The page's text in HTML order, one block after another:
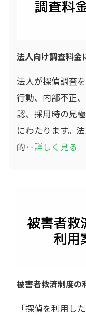
法人向け調査料金
法人が探偵調査
行動、内部不正
認、採用時の見
にわたります。
的‥詳しく見る
被害者救済制度の
「探偵を利用し